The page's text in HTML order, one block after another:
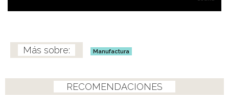
Manufactura
RECOMENDACIONES